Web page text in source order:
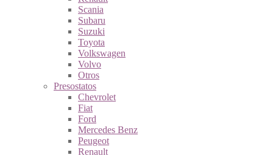
Scania
Subaru
Suzuki
Toyota
Volkswagen
Volvo
Otros
Presostatos
Chevrolet
Fiat
Ford
Mercedes Benz
Peugeot
Renault